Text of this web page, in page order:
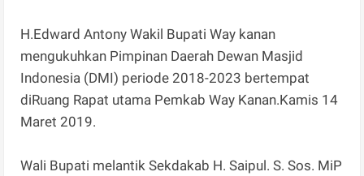
H.Edward Antony Wakil Bupati Way kanan
mengukuhkan Pimpinan Daerah Dewan Masjid
Indonesia (DMI) periode 2018-2023 bertempat
diRuang Rapat utama Pemkab Way Kanan.Kamis 14
Maret 2019.
Wali Bupati melantik Sekdakab H. Saipul. S. Sos. MiP